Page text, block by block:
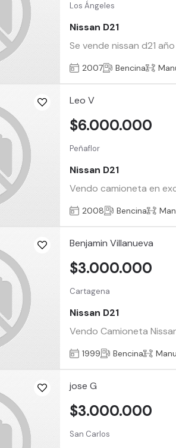
Los Ángeles
Nissan D21
Se vende nissan d21
2007 Bencina
Leo V
Peñaflor
Nissan D21
Vendo camioneta en
$6.000.000
2008 Bencina
Benjamin Villanueva
Cartagena
Nissan D21
Vendo Camioneta
$3.000.000
1999 Bencina
jose G
San Carlos
$3.000.000